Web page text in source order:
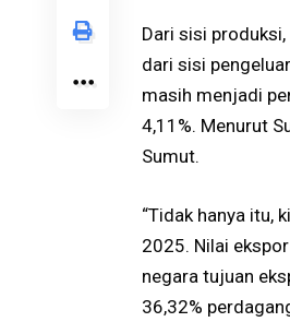
Dari sisi
dari sisi
masih menjadi
4,11%. Menurut
Sumut.
“Tidak hanya itu,
2025. Nilai
negara tujuan
36,32%